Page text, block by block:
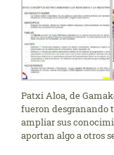
Patxi Aloa, de
fueron desgranando
ampliar sus
aportan algo a otros